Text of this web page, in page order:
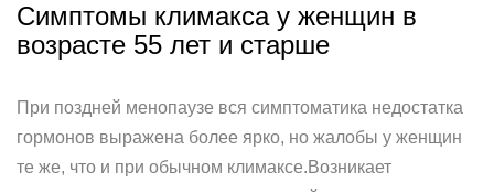
Симптомы климакса у женщин в
возрасте 55 лет и старше
При поздней менопаузе вся симптоматика недостатка
гормонов выражена более ярко, но жалобы у женщин
те же, что и при обычном климаксе.Возникает